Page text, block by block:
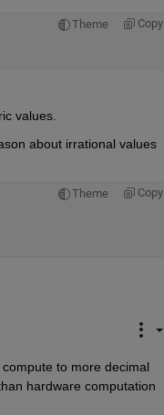
Theme Copy
values.
about irrational values
Theme Copy
to more decimal
hardware computation